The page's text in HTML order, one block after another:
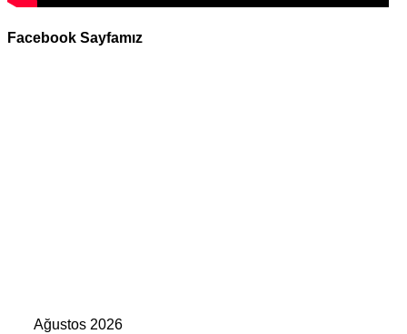
Facebook Sayfamız
Ağustos 2026